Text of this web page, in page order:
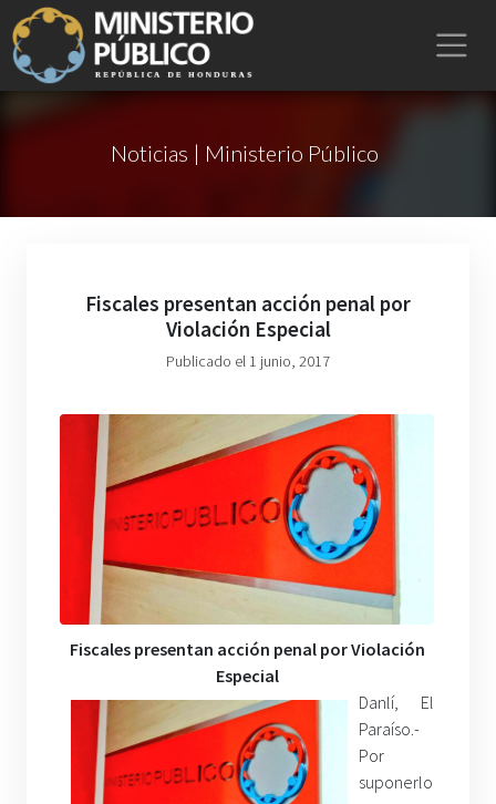
Noticias | Ministerio Público
Fiscales presentan acción penal por
Violación Especial
Publicado el 1 junio, 2017
Fiscales presentan acción penal por Violación
Especial
Danlí, El
Paraíso.-
Por
suponerlo